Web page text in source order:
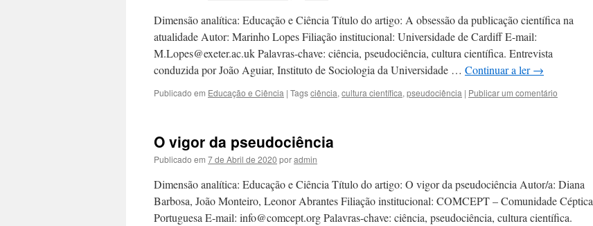
Dimensão analítica: Educação e Ciência Título do artigo: A obsessão da publicação científica na
atualidade Autor: Marinho Lopes Filiação institucional: Universidade de Cardiff E-mail:
M.Lopes@exeter.ac.uk Palavras-chave: ciência, pseudociência, cultura científica. Entrevista
conduzida por João Aguiar, Instituto de Sociologia da Universidade … Continuar a ler→
Publicado em Educação e Ciência | Tagsciência, cultura científica, pseudociência | Publicar um comentário
O vigor da pseudociência
Publicado em 7 de Abril de 2020 poradmin
Dimensão analítica: Educação e Ciência Título do artigo: O vigor da pseudociência Autor/a: Diana
Barbosa, João Monteiro, Leonor Abrantes Filiação institucional: COMCEPT – Comunidade Céptica
Portuguesa E-mail: info@comcept.org Palavras-chave: ciência, pseudociência, cultura científica.